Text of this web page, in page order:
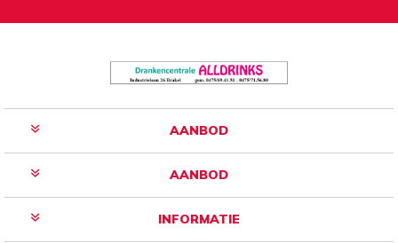
AANBOD
AANBOD
INFORMATIE